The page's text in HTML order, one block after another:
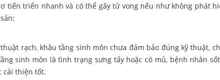
tiến triển nhanh và có thể gây tử vong nếu như không phát
rạch, khâu tầng sinh môn chưa đảm bảo đúng kỹ thuật,
sinh môn là tình trạng sưng tấy hoặc có mủ, bệnh nhân
cải thiện tốt.